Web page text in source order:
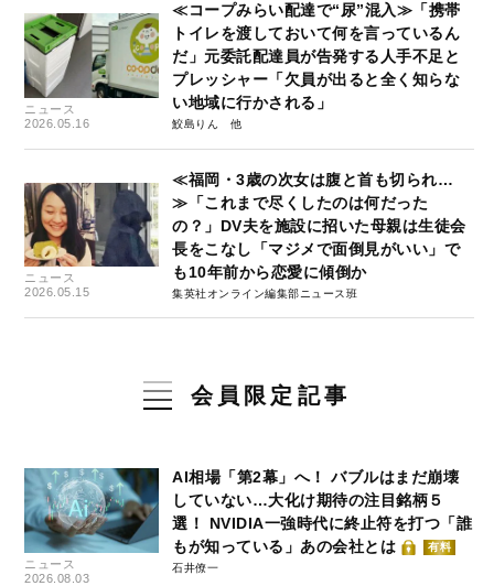
ニュース
2026.05.16
≪コープみらい配達で“尿”混⼊≫「携帯
トイレを渡しておいて何を言っているん
だ」元委託配達員が告発する人手不足と
プレッシャー「欠員が出ると全く知らな
い地域に行かされる」
鮫島りん
ニュース
2026.05.15
≪福岡・3歳の次女は腹と首も切られ…
≫「これまで尽くしたのは何だった
の？」DV夫を施設に招いた母親は生徒会
長をこなし「マジメで面倒見がいい」で
も10年前から恋愛に傾倒か
集英社オンライン編集部ニュース班
会員限定記事
ニュース
2026.08.03
AI相場「第2幕」へ！ バブルはまだ崩壊
していない…大化け期待の注目銘柄５
選！ NVIDIA一強時代に終止符を打つ「誰
もが知っている」あの会社とは
有料
石井僚一